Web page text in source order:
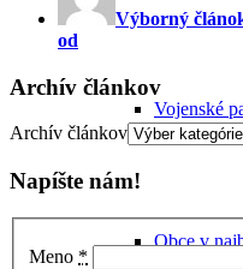
Vojenské
Obce v
Výborný
od
Archív článkov
Archív článkov
Napíšte nám!
Meno *